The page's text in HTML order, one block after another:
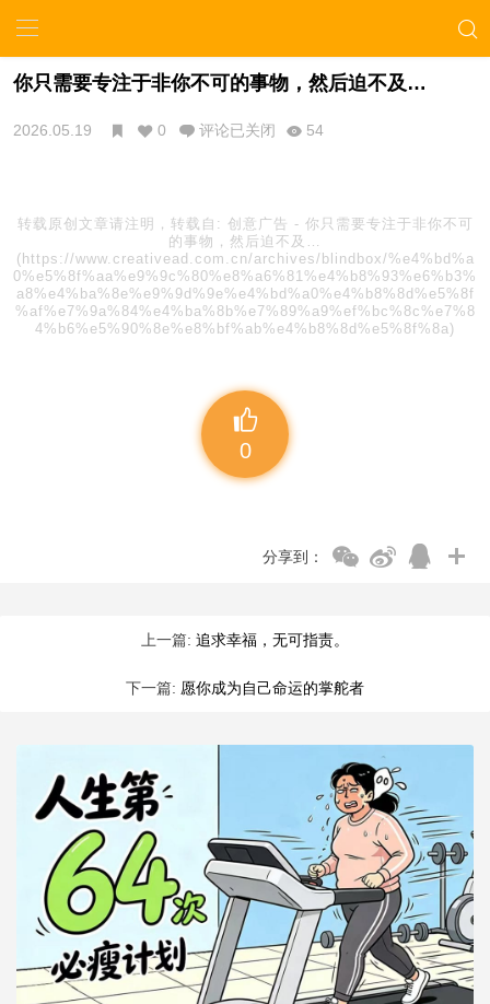
你只需要专注于非你不可的事物，然后迫不及…
2026.05.19 0 评论已关闭 54
转载原创文章请注明，转载自: 创意广告 - 你只需要专注于非你不可
的事物，然后迫不及…
(https://www.creativead.com.cn/archives/blindbox/%e4%bd%a
0%e5%8f%aa%e9%9c%80%e8%a6%81%e4%b8%93%e6%b3%
a8%e4%ba%8e%e9%9d%9e%e4%bd%a0%e4%b8%8d%e5%8f
%af%e7%9a%84%e4%ba%8b%e7%89%a9%ef%bc%8c%e7%8
4%b6%e5%90%8e%e8%bf%ab%e4%b8%8d%e5%8f%8a)
0
分享到：
上一篇: 追求幸福，无可指责。
下一篇: 愿你成为自己命运的掌舵者